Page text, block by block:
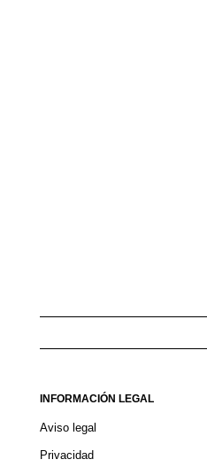
INFORMACIÓN LEGAL
Aviso legal
Privacidad